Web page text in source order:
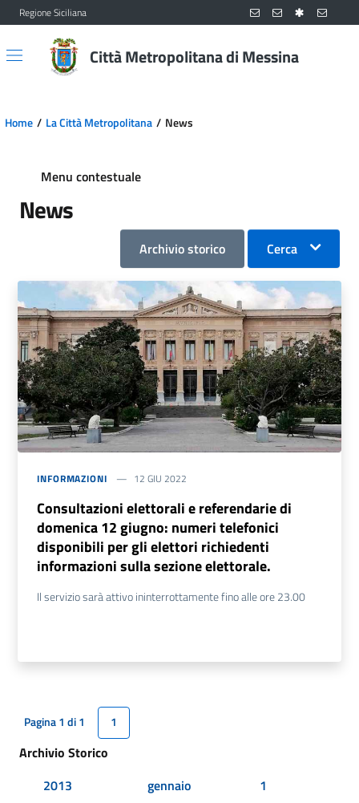
Vai al contenuto principale
Vai al menu principale
Regione Siciliana
Città Metropolitana di Messina
Home La Città Metropolitana News
Menu contestuale
News
Archivio storico Cerca
INFORMAZIONI 12 GIU 2022
Consultazioni elettorali e referendarie di
domenica 12 giugno: numeri telefonici
disponibili per gli elettori richiedenti
informazioni sulla sezione elettorale.
Il servizio sarà attivo ininterrottamente fino alle ore 23.00
Pagina 1 di 1 1
Archivio Storico
2013
gennaio
1